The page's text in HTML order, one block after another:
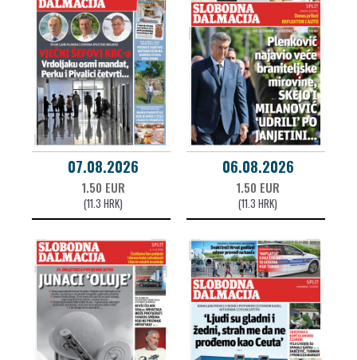
07.08.2026
1.50 EUR
(11.3 HRK)
06.08.2026
1.50 EUR
(11.3 HRK)